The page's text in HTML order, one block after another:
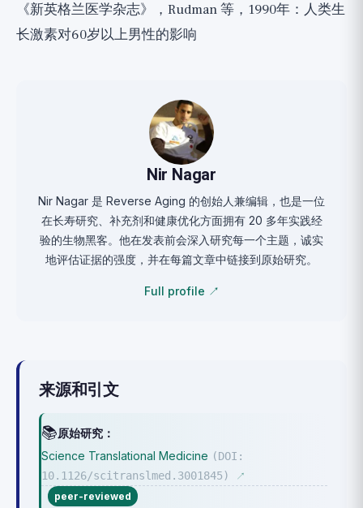
《新英格兰医学杂志》，Rudman 等，1990年：人类生
长激素对60岁以上男性的影响
Nir Nagar
Nir Nagar 是 Reverse Aging 的创始人兼编辑，也是一位
在长寿研究、补充剂和健康优化方面拥有 20 多年实践经
验的生物黑客。他在发表前会深入研究每一个主题，诚实
地评估证据的强度，并在每篇文章中链接到原始研究。
Full profile ↗
来源和引文
📚原始研究：
Science Translational Medicine (DOI:
10.1126/scitranslmed.3001845)
↗
peer-reviewed